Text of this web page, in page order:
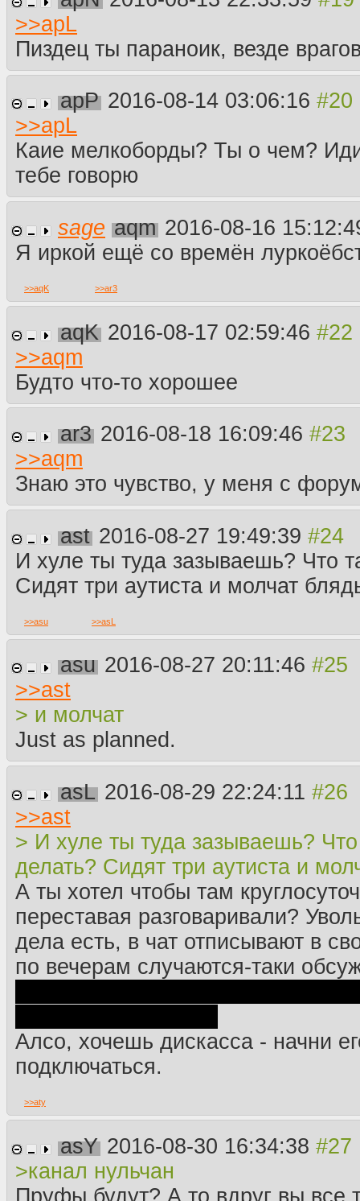
>>apL
Пиздец ты параноик, везде
apP 2016-08-14 03:06:16
>>apL
Каие мелкоборды? Ты о чем?
тебе говорю
sage aqm 2016-08-16
Я иркой ещё со времён
>>aqK >>ar3
aqK 2016-08-17 02:59:46
>>aqm
Будто что-то хорошее
ar3 2016-08-18 16:09:46
>>aqm
Знаю это чувство, у меня с
ast 2016-08-27 19:49:39
И хуле ты туда зазываешь? Что
Сидят три аутиста и молчат
>>asu >>asL
asu 2016-08-27 20:11:46
>>ast
> и молчат
Just as planned.
asL 2016-08-29 22:24:11
>>ast
> И хуле ты туда зазываешь?
делать? Сидят три аутиста и
А ты хотел чтобы там
переставая разговаривали?
дела есть, в чат отписывают в
по вечерам случаются-таки
Алсо, хочешь дискасса - начни
подключаться.
>>aty
asY 2016-08-30 16:34:38
>канал нульчан
Пруфы будут? А то вдруг вы все